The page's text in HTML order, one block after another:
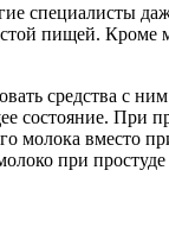
специалисты
пищей. Кроме
средства с
При
молока
при простуде